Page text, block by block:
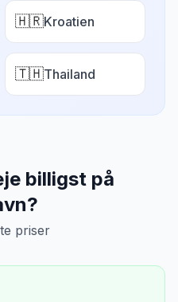
🇭🇷Kroatien
🇹🇭Thailand
billigst på
?
priser